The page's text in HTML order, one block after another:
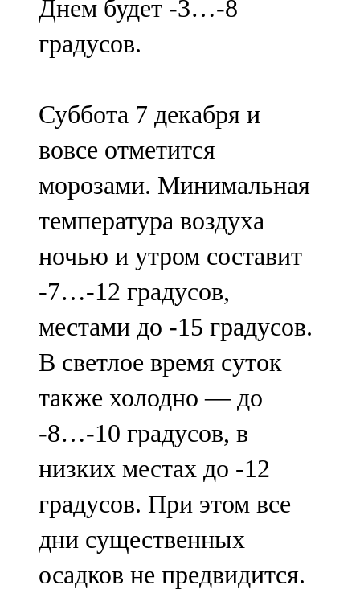
Днем будет -3…-8
градусов.
Суббота 7 декабря и
вовсе отметится
морозами. Минимальная
температура воздуха
ночью и утром составит
-7…-12 градусов,
местами до -15 градусов.
В светлое время суток
также холодно — до
-8…-10 градусов, в
низких местах до -12
градусов. При этом все
дни существенных
осадков не предвидится.